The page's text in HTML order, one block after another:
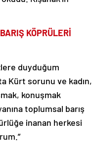
KÖPRÜLERİ
duyduğum
Kürt sorunu ve kadın,
konuşmak
toplumsal barış
inanan herkesi